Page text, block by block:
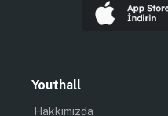
Youthall
Hakkımızda